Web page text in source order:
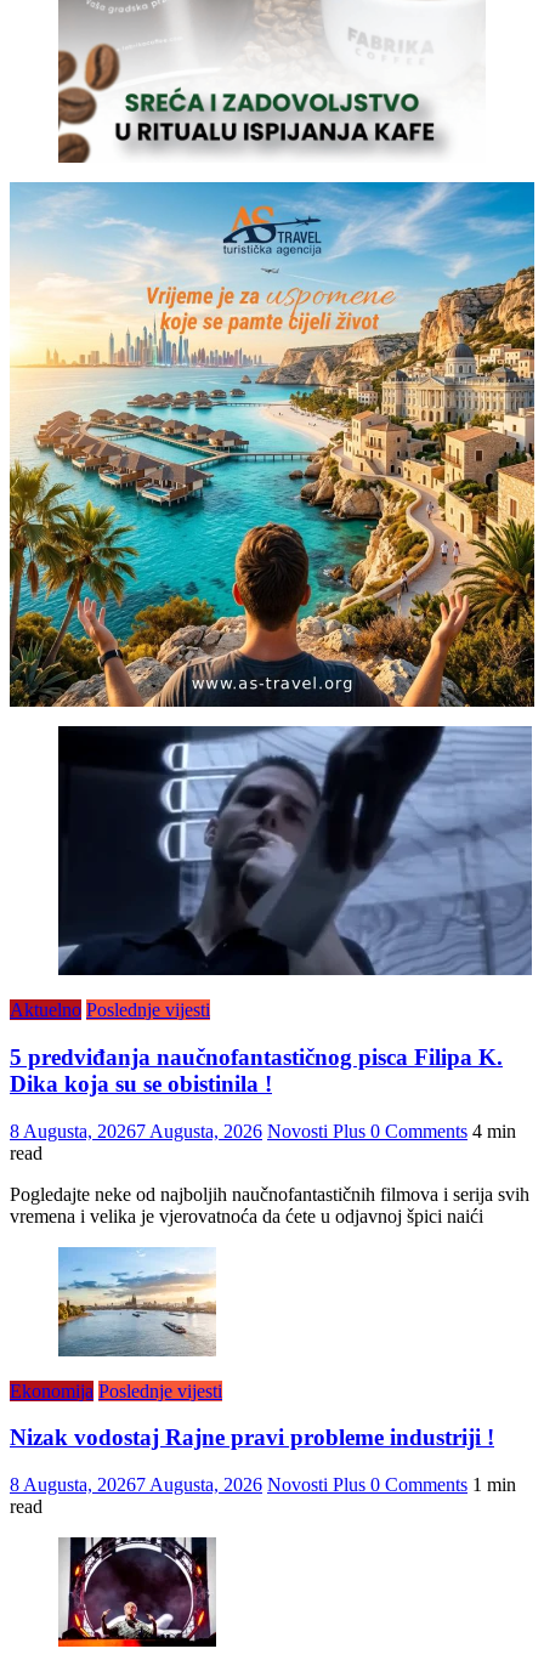
Aktuelno Poslednje vijesti
5 predviđanja naučnofantastičnog pisca Filipa K.
Dika koja su se obistinila !
8 Augusta, 20267 Augusta, 2026 Novosti Plus 0 Comments 4 min
read
Pogledajte neke od najboljih naučnofantastičnih filmova i serija svih
vremena i velika je vjerovatnoća da ćete u odjavnoj špici naići
Ekonomija Poslednje vijesti
Nizak vodostaj Rajne pravi probleme industriji !
8 Augusta, 20267 Augusta, 2026 Novosti Plus 0 Comments 1 min
read